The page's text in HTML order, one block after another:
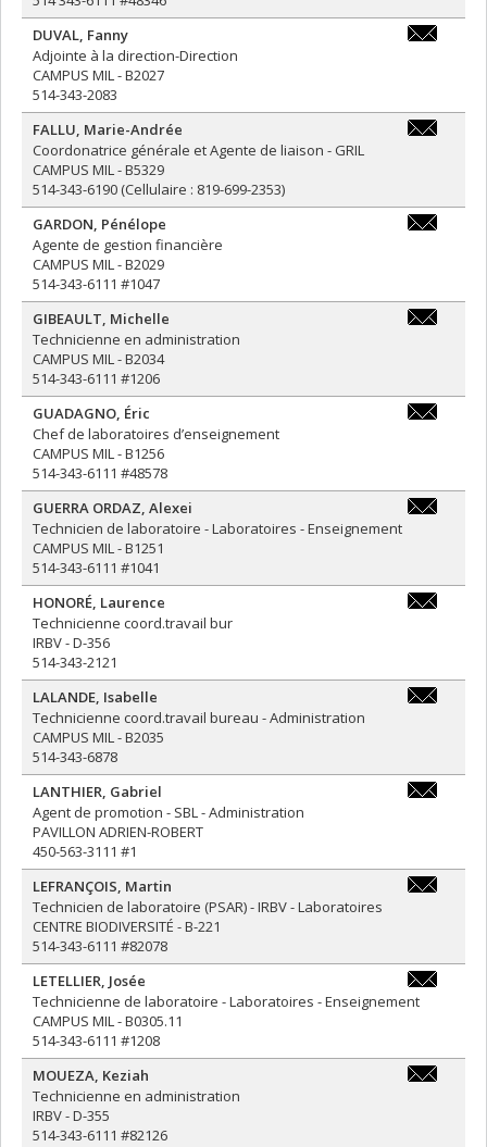
DUVAL, Fanny
Adjointe à la direction-Direction
CAMPUS MIL - B2027
514-343-2083
FALLU, Marie-Andrée
Coordonatrice générale et Agente de liaison - GRIL
CAMPUS MIL - B5329
514-343-6190 (Cellulaire : 819-699-2353)
GARDON, Pénélope
Agente de gestion financière
CAMPUS MIL - B2029
514-343-6111 #1047
GIBEAULT, Michelle
Technicienne en administration
CAMPUS MIL - B2034
514-343-6111 #1206
GUADAGNO, Éric
Chef de laboratoires d’enseignement
CAMPUS MIL - B1256
514-343-6111 #48578
GUERRA ORDAZ, Alexei
Technicien de laboratoire - Laboratoires - Enseignement
CAMPUS MIL - B1251
514-343-6111 #1041
HONORÉ, Laurence
Technicienne coord.travail bur
IRBV - D-356
514-343-2121
LALANDE, Isabelle
Technicienne coord.travail bureau - Administration
CAMPUS MIL - B2035
514-343-6878
LANTHIER, Gabriel
Agent de promotion - SBL - Administration
PAVILLON ADRIEN-ROBERT
450-563-3111 #1
LEFRANÇOIS, Martin
Technicien de laboratoire (PSAR) - IRBV - Laboratoires
CENTRE BIODIVERSITÉ - B-221
514-343-6111 #82078
LETELLIER, Josée
Technicienne de laboratoire - Laboratoires - Enseignement
CAMPUS MIL - B0305.11
514-343-6111 #1208
MOUEZA, Keziah
Technicienne en administration
IRBV - D-355
514-343-6111 #82126